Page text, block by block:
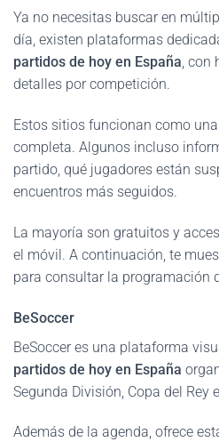
Ya no necesitas buscar en
día, existen plataformas
partidos de hoy en España, con
detalles por competición.
Estos sitios funcionan como
completa. Algunos incluso
partido, qué jugadores están
encuentros más seguidos.
La mayoría son gratuitos y
el móvil. A continuación, te
para consultar la programación
BeSoccer
BeSoccer es una plataforma
partidos de hoy en España
Segunda División, Copa del Rey
Además de la agenda, ofrece